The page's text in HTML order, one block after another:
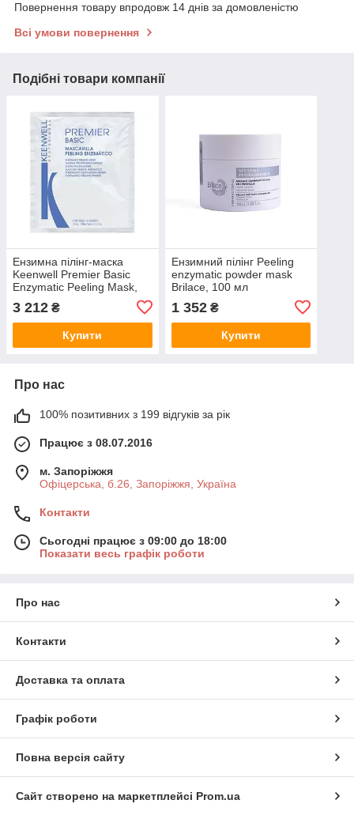
Повернення товару впродовж 14 днів за домовленістю
Всі умови повернення
Подібні товари компанії
Ензимна пілінг-маска
Keenwell Premier Basic
Enzymatic Peeling Mask,
3 212 ₴
Купити
Ензимний пілінг Peeling
enzymatic powder mask
Brilace, 100 мл
1 352₴
Купити
Про нас
100% позитивних з 199 відгуків за рік
Працює з 08.07.2016
м. Запоріжжя
Офіцерська, б.26, Запоріжжя, Україна
Контакти
Сьогодні працює з 09:00 до 18:00
Показати весь графік роботи
Про нас
Контакти
Доставка та оплата
Графік роботи
Повна версія сайту
Сайт створено на маркетплейсі Prom.ua